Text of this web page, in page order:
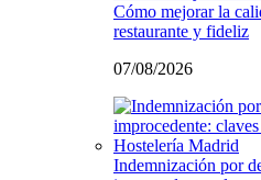
Cómo mejorar la
restaurante y fideliz
07/08/2026
Indemnización por